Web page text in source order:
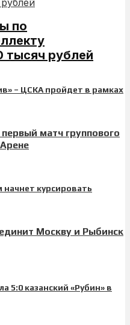
по
тысяч рублей
матч группового
Москву и Рыбинск